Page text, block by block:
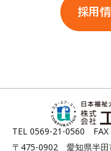
採用
TEL 0569-21-0560 FAX
〒475-0902 愛知県半田